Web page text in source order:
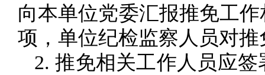
向本单位党委汇报推免工
项，单位纪检监察人员对
2. 推免相关工作人员应